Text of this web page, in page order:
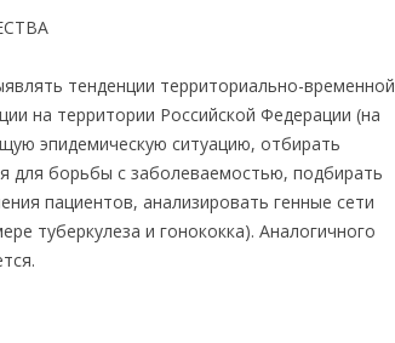
тенденции территориально-временной
на территории Российской Федерации (на
эпидемическую ситуацию, отбирать
для борьбы с заболеваемостью, подбирать
пациентов, анализировать генные сети
туберкулеза и гонококка). Аналогичного